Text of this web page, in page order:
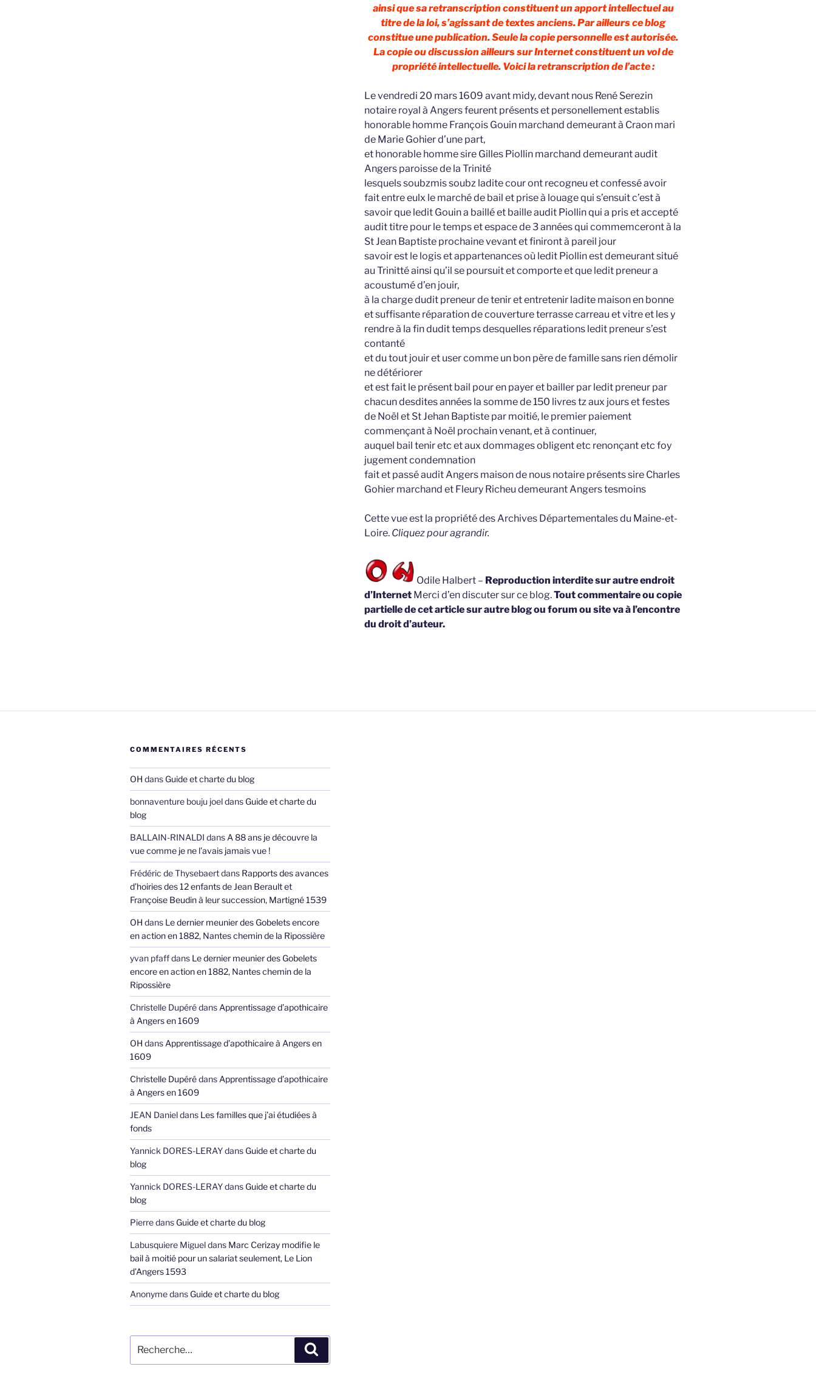
ainsi que sa retranscription constituent un apport intellectuel au
titre de la loi, s’agissant de textes anciens. Par ailleurs ce blog
constitue une publication. Seule la copie personnelle est autorisée.
La copie ou discussion ailleurs sur Internet constituent un vol de
propriété intellectuelle. Voici la retranscription de l’acte :
Le vendredi 20 mars 1609 avant midy, devant nous René Serezin
notaire royal à Angers feurent présents et personellement establis
honorable homme François Gouin marchand demeurant à Craon mari
de Marie Gohier d’une part,
et honorable homme sire Gilles Piollin marchand demeurant audit
Angers paroisse de la Trinité
lesquels soubzmis soubz ladite cour ont recogneu et confessé avoir
fait entre eulx le marché de bail et prise à louage qui s’ensuit c’est à
savoir que ledit Gouin a baillé et baille audit Piollin qui a pris et accepté
audit titre pour le temps et espace de 3 années qui commemceront à la
St Jean Baptiste prochaine vevant et finiront à pareil jour
savoir est le logis et appartenances où ledit Piollin est demeurant situé
au Trinitté ainsi qu’il se poursuit et comporte et que ledit preneur a
acoustumé d’en jouir,
à la charge dudit preneur de tenir et entretenir ladite maison en bonne
et suffisante réparation de couverture terrasse carreau et vitre et les y
rendre à la fin dudit temps desquelles réparations ledit preneur s’est
contanté
et du tout jouir et user comme un bon père de famille sans rien démolir
ne détériorer
et est fait le présent bail pour en payer et bailler par ledit preneur par
chacun desdites années la somme de 150 livres tz aux jours et festes
de Noël et St Jehan Baptiste par moitié, le premier paiement
commençant à Noël prochain venant, et à continuer,
auquel bail tenir etc et aux dommages obligent etc renonçant etc foy
jugement condemnation
fait et passé audit Angers maison de nous notaire présents sire Charles
Gohier marchand et Fleury Richeu demeurant Angers tesmoins
Cette vue est la propriété des Archives Départementales du Maine-et-
Loire. Cliquez pour agrandir.
Odile Halbert – Reproduction interdite sur autre endroit
d’Internet Merci d’en discuter sur ce blog.Tout commentaire ou copie
partielle de cet article sur autre blog ou forum ou site va à l’encontre
du droit d’auteur.
COMMENTAIRES RÉCENTS
OH dans Guide et charte du blog
bonnaventure bouju joeldans Guide et charte du
blog
BALLAIN-RINALDI dans A 88 ans je découvre la
vue comme je ne l’avais jamais vue !
Frédéric de Thysebaertdans Rapports des avances
d’hoiries des 12 enfants de Jean Berault et
Françoise Beudin à leur succession, Martigné 1539
OH dans Le dernier meunier des Gobelets encore
en action en 1882, Nantes chemin de la Ripossière
yvan pfaffdans Le dernier meunier des Gobelets
encore en action en 1882, Nantes chemin de la
Ripossière
Christelle Dupérédans Apprentissage d’apothicaire
à Angers en 1609
OH dans Apprentissage d’apothicaire à Angers en
1609
Christelle Dupérédans Apprentissage d’apothicaire
à Angers en 1609
JEAN Danieldans Les familles que j’ai étudiées à
fonds
Yannick DORES-LERAYdans Guide et charte du
blog
Yannick DORES-LERAYdans Guide et charte du
blog
Pierredans Guide et charte du blog
Labusquiere Migueldans Marc Cerizay modifie le
bail à moitié pour un salariat seulement, Le Lion
d’Angers 1593
Anonymedans Guide et charte du blog
pour
: